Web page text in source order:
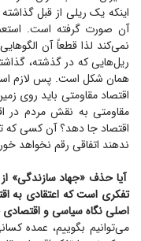
اینکه یک ریلی از قبل
آن صورت گرفته است.
نمی‌کند لذا قطعاً آن
ریل‌هایی که در گذشته،
همان شکل است. پس لازم
اقتصاد مقاومتی باید روی
مقاومتی به نقش مردم در
اقتصاد جا دهد؟ آن کسی که
ندهند اتفاقی رقم نخواهد
آیا حذف «جهاد سازندگی»
تفکری است که اعتقادی به
اصلی نگاه سیاسی و
می‌توانیم بگوییم، عمده